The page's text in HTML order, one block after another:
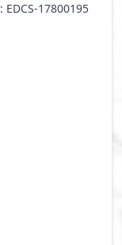
: EDCS-17800195